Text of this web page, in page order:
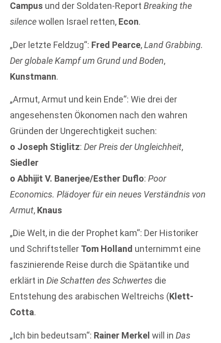
Campus und der Soldaten-Report Breaking the
silencewollen Israel retten, Econ.
„Der letzte Feldzug“: Fred Pearce,Land Grabbing.
Der globale Kampf um Grund und Boden,
Kunstmann.
„Armut, Armut und kein Ende“: Wie drei der
angesehensten Ökonomen nach den wahren
Gründen der Ungerechtigkeit suchen:
o Joseph Stiglitz: Der Preis der Ungleichheit,
Siedler
o Abhijit V. Banerjee/Esther Duflo: Poor
Economics. Plädoyer für ein neues Verständnis von
Armut, Knaus
„Die Welt, in die der Prophet kam“: Der Historiker
und Schriftsteller Tom Holland unternimmt eine
faszinierende Reise durch die Spätantike und
erklärt in Die Schatten des Schwertes die
Entstehung des arabischen Weltreichs (Klett-
Cotta.
„Ich bin bedeutsam“: Rainer Merkel will in Das